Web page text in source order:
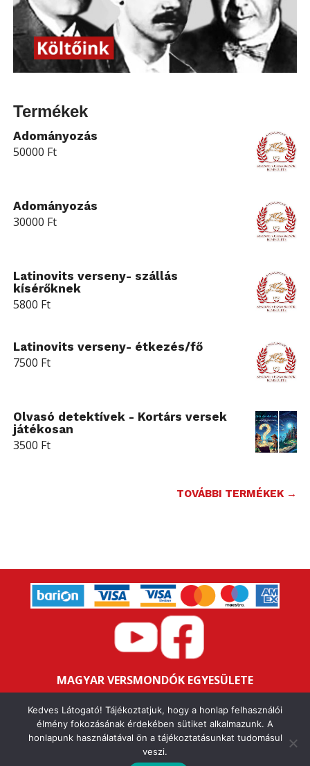
Termékek
Adományozás
50000 Ft
Adományozás
30000 Ft
Latinovits verseny- szállás
kísérőknek
5800 Ft
Latinovits verseny- étkezés/fő
7500 Ft
Olvasó detektívek - Kortárs versek
játékosan
3500 Ft
TOVÁBBI TERMÉKEK →
MAGYAR VERSMONDÓK EGYESÜLETE
Bankszámlaszám: 16200106-11646259
Adószám: 18047352-1-43
Kedves Látogató! Tájékoztatjuk, hogy a honlap felhasználói
élmény fokozásának érdekében sütiket alkalmazunk. A
honlapunk használatával ön a tájékoztatásunkat tudomásul
veszi.